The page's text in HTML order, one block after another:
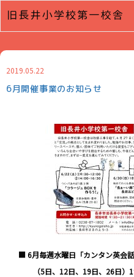
2019.05.22
6月開催事業のお知らせ
■6月毎週水曜日 「カンタン英会
（5日、 12日、 19日、 26日）